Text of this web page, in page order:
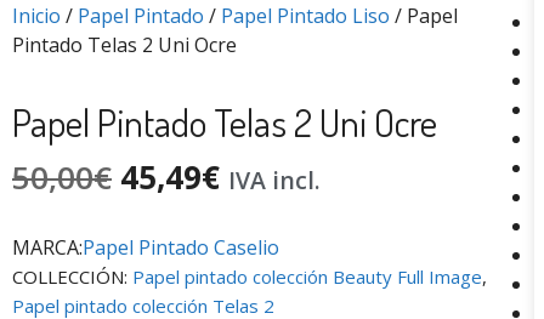
Inicio / Papel Pintado / Papel Pintado Liso / Papel
Pintado Telas 2 Uni Ocre
Papel Pintado Telas 2 Uni Ocre
50,00€ 45,49€ IVA incl.
MARCA:Papel Pintado Caselio
COLLECCIÓN: Papel pintado colección Beauty Full Image,
Papel pintado colección Telas 2